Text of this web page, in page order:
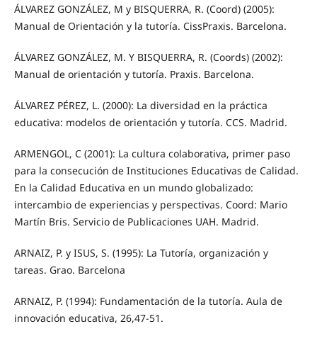
ÁLVAREZ GONZÁLEZ, M y BISQUERRA, R. (Coord) (2005):
Manual de Orientación y la tutoría. CissPraxis. Barcelona.
ÁLVAREZ GONZÁLEZ, M. Y BISQUERRA, R. (Coords) (2002):
Manual de orientación y tutoría. Praxis. Barcelona.
ÁLVAREZ PÉREZ, L. (2000): La diversidad en la práctica
educativa: modelos de orientación y tutoría. CCS. Madrid.
ARMENGOL, C (2001): La cultura colaborativa, primer paso
para la consecución de Instituciones Educativas de Calidad.
En la Calidad Educativa en un mundo globalizado:
intercambio de experiencias y perspectivas. Coord: Mario
Martín Bris. Servicio de Publicaciones UAH. Madrid.
ARNAIZ, P. y ISUS, S. (1995): La Tutoría, organización y
tareas. Grao. Barcelona
ARNAIZ, P. (1994): Fundamentación de la tutoría. Aula de
innovación educativa, 26,47-51.